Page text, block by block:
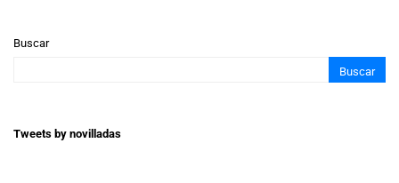
Buscar
Buscar
Tweets by novilladas